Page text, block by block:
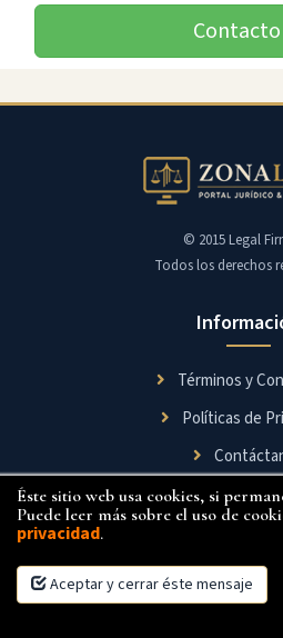
Éste sitio web usa cookies, si
Puede leer más sobre el uso de
privacidad.
Aceptar y cerrar éste mensaje
Contacto
© 2015 Legal
Todos los derechos
Términos y
Políticas de